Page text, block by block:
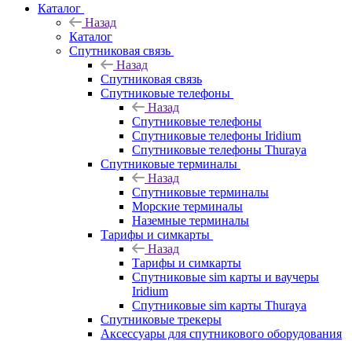
Каталог
Назад
Каталог
Спутниковая связь
Назад
Спутниковая связь
Спутниковые телефоны
Назад
Спутниковые телефоны
Спутниковые телефоны Iridium
Спутниковые телефоны Thuraya
Спутниковые терминалы
Назад
Спутниковые терминалы
Морские терминалы
Наземные терминалы
Тарифы и симкарты
Назад
Тарифы и симкарты
Спутниковые sim карты и ваучеры
Iridium
Спутниковые sim карты Thuraya
Спутниковые трекеры
Аксессуары для спутникового оборудования